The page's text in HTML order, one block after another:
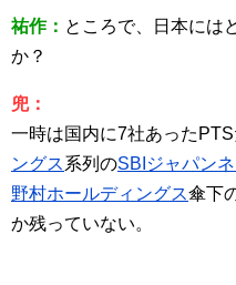
祐作： ところで、日本には
か？
兜：
一時は国内に7社あった
ングス系列のSBIジャパン
野村ホールディングス傘下
か残っていない。